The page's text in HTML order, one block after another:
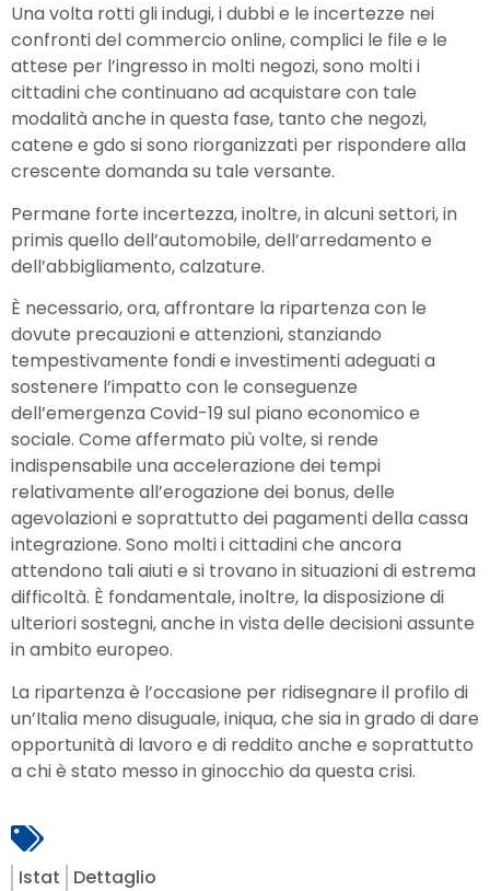
Una volta rotti gli indugi, i dubbi e le incertezze nei
confronti del commercio online, complici le file e le
attese per l’ingresso in molti negozi, sono molti i
cittadini che continuano ad acquistare con tale
modalità anche in questa fase, tanto che negozi,
catene e gdo si sono riorganizzati per rispondere alla
crescente domanda su tale versante.
Permane forte incertezza, inoltre, in alcuni settori, in
primis quello dell’automobile, dell’arredamento e
dell’abbigliamento, calzature.
È necessario, ora, affrontare la ripartenza con le
dovute precauzioni e attenzioni, stanziando
tempestivamente fondi e investimenti adeguati a
sostenere l’impatto con le conseguenze
dell’emergenza Covid-19 sul piano economico e
sociale. Come affermato più volte, si rende
indispensabile una accelerazione dei tempi
relativamente all’erogazione dei bonus, delle
agevolazioni e soprattutto dei pagamenti della cassa
integrazione. Sono molti i cittadini che ancora
attendono tali aiuti e si trovano in situazioni di estrema
difficoltà. È fondamentale, inoltre, la disposizione di
ulteriori sostegni, anche in vista delle decisioni assunte
in ambito europeo.
La ripartenza è l’occasione per ridisegnare il profilo di
un’Italia meno disuguale, iniqua, che sia in grado di dare
opportunità di lavoro e di reddito anche e soprattutto
a chi è stato messo in ginocchio da questa crisi.
Istat Dettaglio